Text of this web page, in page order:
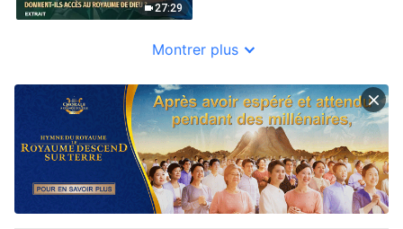
27:29
Montrer plus